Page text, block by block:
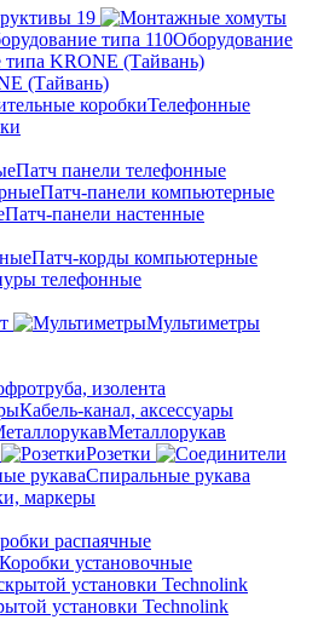
19
Оборудование
(Тайвань)
Телефонные
Патч панели телефонные
Патч-панели компьютерные
Патч-панели настенные
Патч-корды компьютерные
телефонные
Мультиметры
изолента
Кабель-канал, аксессуары
Металлорукав
Розетки
Спиральные рукава
маркеры
распаячные
Коробки установочные
установки Technolink